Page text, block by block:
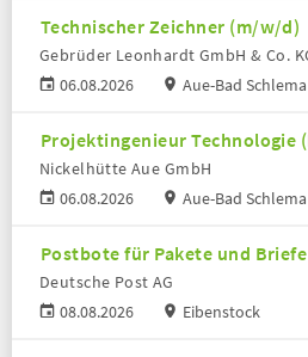
Technischer Zeichner (m/w/d)
06.08.2026
Gebrüder Leonhardt GmbH & Co.
Aue-Bad Schlema
Projektingenieur Technologie
06.08.2026
Nickelhütte Aue GmbH
Aue-Bad Schlema
Postbote für Pakete und
08.08.2026
Deutsche Post AG
Eibenstock